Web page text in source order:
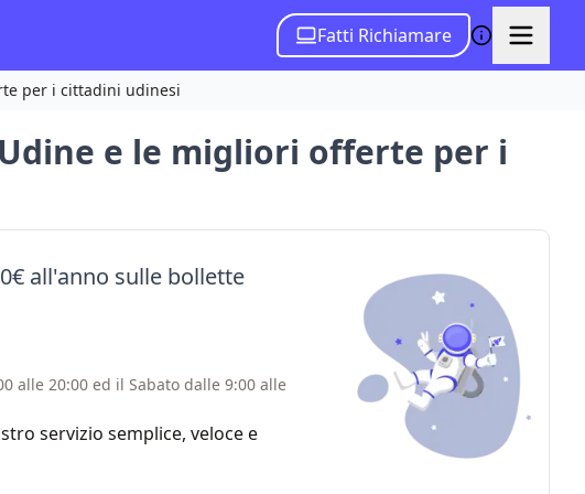
Fatti Richiamare
per i cittadini udinesi
e le migliori offerte per i
all'anno sulle bollette
alle 20:00 ed il Sabato dalle 9:00 alle
servizio semplice, veloce e